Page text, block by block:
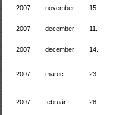
2007 november 15.
2007 december 11.
2007 december 14.
2007 marec 23.
2007 február 28.